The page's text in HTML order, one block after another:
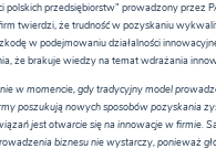
polskich przedsiębiorstw” prowadzony przez
twierdzi, że trudność w pozyskaniu
w podejmowaniu działalności
że brakuje wiedzy na temat wdrażania
w momencie, gdy tradycyjny model
poszukują nowych sposobów pozyskania
jest otwarcie się na innowacje w firmie.
biznesu nie wystarczy, ponieważ